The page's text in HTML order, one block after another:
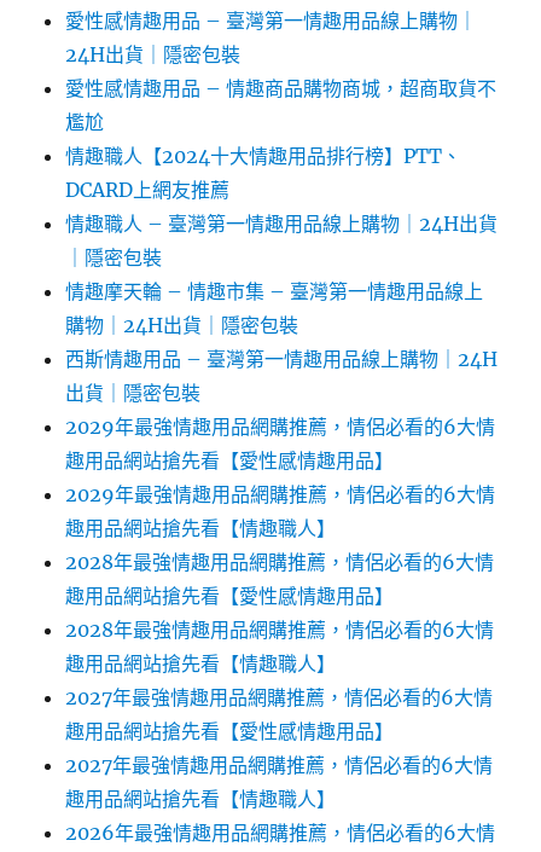
愛性感情趣用品 – 臺灣第一情趣用品線上購物｜
24H出貨｜隱密包裝
愛性感情趣用品 – 情趣商品購物商城，超商取貨不
尷尬
情趣職人【2024十大情趣用品排行榜】PTT、
DCARD上網友推薦
情趣職人 – 臺灣第一情趣用品線上購物｜24H出貨
｜隱密包裝
情趣摩天輪 – 情趣市集 – 臺灣第一情趣用品線上
購物｜24H出貨｜隱密包裝
西斯情趣用品 – 臺灣第一情趣用品線上購物｜24H
出貨｜隱密包裝
2029年最強情趣用品網購推薦，情侶必看的6大情
趣用品網站搶先看【愛性感情趣用品】
2029年最強情趣用品網購推薦，情侶必看的6大情
趣用品網站搶先看【情趣職人】
2028年最強情趣用品網購推薦，情侶必看的6大情
趣用品網站搶先看【愛性感情趣用品】
2028年最強情趣用品網購推薦，情侶必看的6大情
趣用品網站搶先看【情趣職人】
2027年最強情趣用品網購推薦，情侶必看的6大情
趣用品網站搶先看【愛性感情趣用品】
2027年最強情趣用品網購推薦，情侶必看的6大情
趣用品網站搶先看【情趣職人】
2026年最強情趣用品網購推薦，情侶必看的6大情